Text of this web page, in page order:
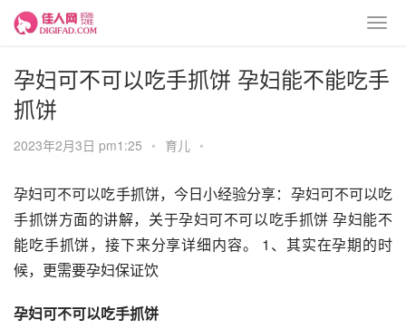
孕妇可不可以吃手抓饼 孕妇能不能吃手
抓饼
2023年2月3日 pm1:25 • 育儿 •
孕妇可不可以吃手抓饼，今日小经验分享：孕妇可不可以吃
手抓饼方面的讲解，关于孕妇可不可以吃手抓饼 孕妇能不
能吃手抓饼，接下来分享详细内容。 1、其实在孕期的时
候，更需要孕妇保证饮
孕妇可不可以吃手抓饼